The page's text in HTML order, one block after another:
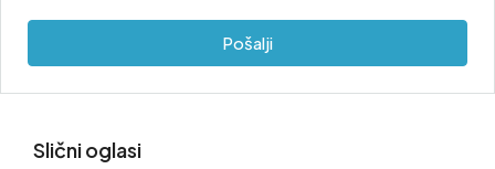
Pošalji
Slični oglasi